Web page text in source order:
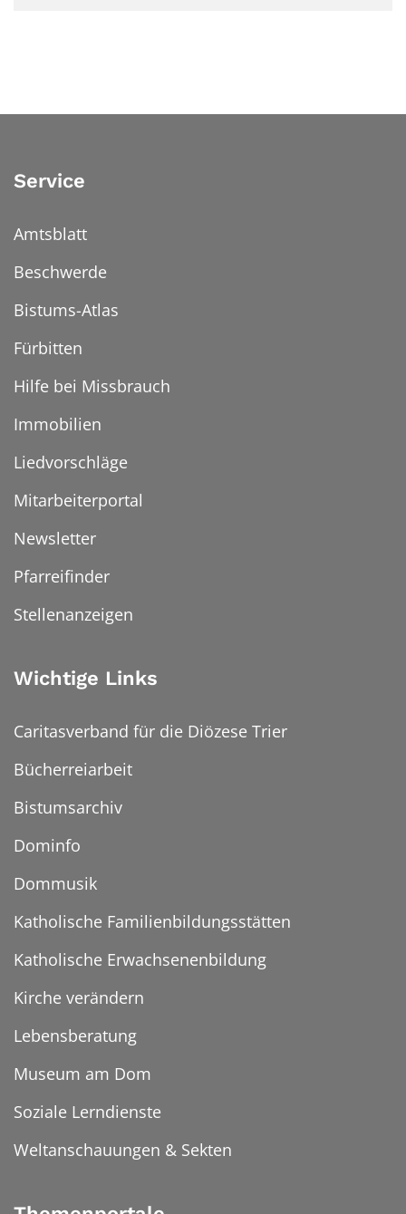
Service
Amtsblatt
Beschwerde
Bistums-Atlas
Fürbitten
Hilfe bei Missbrauch
Immobilien
Liedvorschläge
Mitarbeiterportal
Newsletter
Pfarreifinder
Stellenanzeigen
Wichtige Links
Caritasverband für die Diözese Trier
Bücherreiarbeit
Bistumsarchiv
Dominfo
Dommusik
Katholische Familienbildungsstätten
Katholische Erwachsenenbildung
Kirche verändern
Lebensberatung
Museum am Dom
Soziale Lerndienste
Weltanschauungen & Sekten